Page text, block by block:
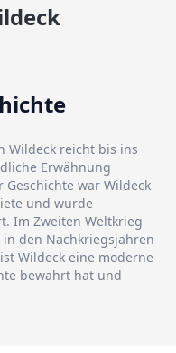
Wildeck reicht bis ins
Erwähnung
Geschichte war Wildeck
und wurde
Im Zweiten Weltkrieg
den Nachkriegsjahren
Wildeck eine moderne
bewahrt hat und